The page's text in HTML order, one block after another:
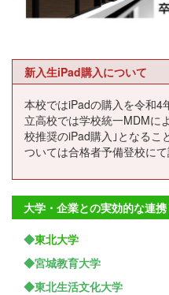
新入生iPad購入について
本校ではiPadの購入を令和4
立高校では学校統一MDMに
校推奨のiPad購入｣となるこ
ついては合格者予備登校にて
大学・企業との実効的な連携
◆東北大学
◆宮城教育大学
◆東北生活文化大学